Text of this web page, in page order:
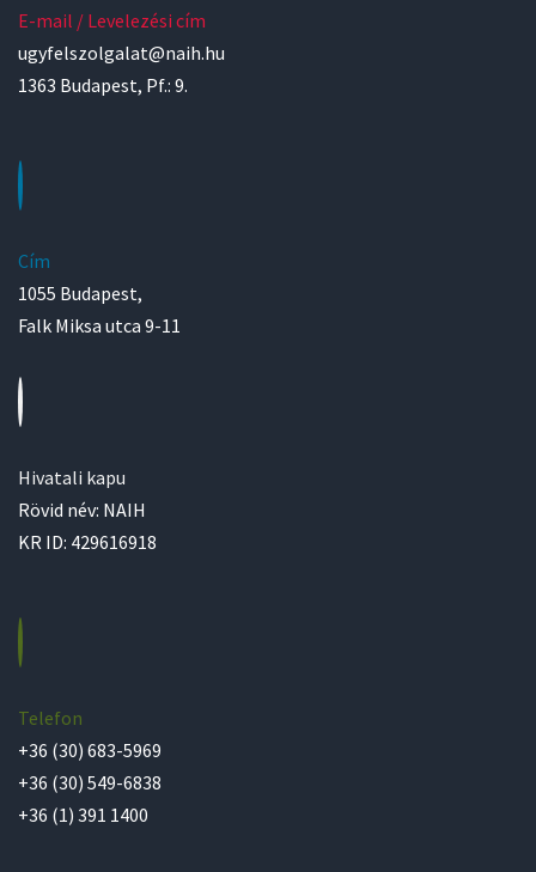
E-mail / Levelezési cím
ugyfelszolgalat@naih.hu
1363 Budapest, Pf.: 9.
Cím
1055 Budapest,
Falk Miksa utca 9-11
Hivatali kapu
Rövid név: NAIH
KR ID: 429616918
Telefon
+36 (30) 683-5969
+36 (30) 549-6838
+36 (1) 391 1400